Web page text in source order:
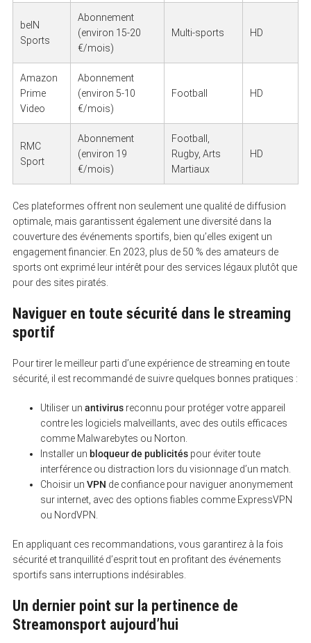
beIN
Sports
Abonnement
(environ 15-20
€/mois)
Multi-sports HD
Amazon
Prime
Video
Abonnement
(environ 5-10
€/mois)
Football HD
RMC
Sport
Abonnement
(environ 19
€/mois)
Football,
Rugby, Arts
Martiaux
HD
Ces plateformes offrent non seulement une qualité de diffusion
optimale, mais garantissent également une diversité dans la
couverture des événements sportifs, bien qu’elles exigent un
engagement financier. En 2023, plus de 50 % des amateurs de
sports ont exprimé leur intérêt pour des services légaux plutôt que
pour des sites piratés.
Naviguer en toute sécurité dans le streaming
sportif
Pour tirer le meilleur parti d’une expérience de streaming en toute
sécurité, il est recommandé de suivre quelques bonnes pratiques :
Utiliser un antivirusreconnu pour protéger votre appareil
contre les logiciels malveillants, avec des outils efficaces
comme Malwarebytes ou Norton.
Installer un bloqueur de publicitéspour éviter toute
interférence ou distraction lors du visionnage d’un match.
Choisir un VPN de confiance pour naviguer anonymement
sur internet, avec des options fiables comme ExpressVPN
ou NordVPN.
En appliquant ces recommandations, vous garantirez à la fois
sécurité et tranquillité d’esprit tout en profitant des événements
sportifs sans interruptions indésirables.
Un dernier point sur la pertinence de
Streamonsport aujourd’hui